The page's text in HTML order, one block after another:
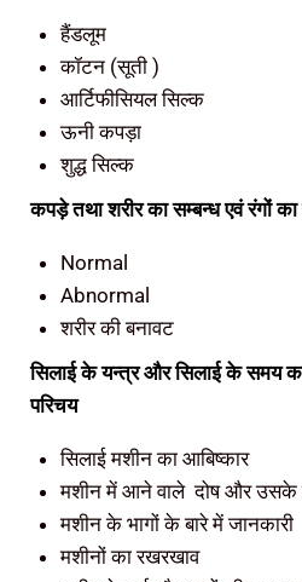
हैंडलूम
कॉटन (सूती )
आर्टिफीसियल सिल्क
ऊनी कपड़ा
शुद्ध सिल्क
कपड़े तथा शरीर का सम्बन्ध एवं रंगों का
Normal
Abnormal
शरीर की बनावट
सिलाई के यन्त्र और सिलाई के समय
परिचय
सिलाई मशीन का आबिष्कार
मशीन में आने वाले दोष और उसके
मशीन के भागों के बारे में जानकारी
मशीनों का रखरखाव